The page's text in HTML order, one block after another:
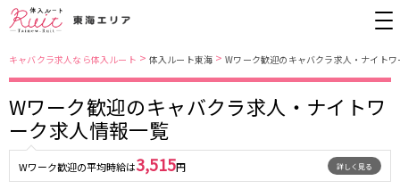
キャバクラ求人なら体入ルート > 体入ルート東海 >Wワーク歓迎のキャバクラ求人・ナイト
Wワーク歓迎のキャバクラ求人・ナイトワ
ーク求人情報一覧
Wワーク歓迎の平均時給は3,515円 詳しく見る
愛知県
錦・栄
金山
春日井
小牧
名古屋市営地下鉄東山線
栄駅
藤が丘駅
今池駅